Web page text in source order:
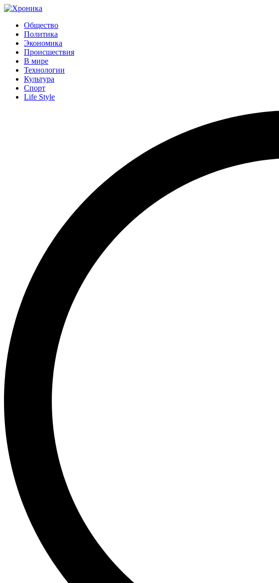
Общество
Политика
Экономика
Происшествия
В мире
Технологии
Культура
Спорт
Life Style